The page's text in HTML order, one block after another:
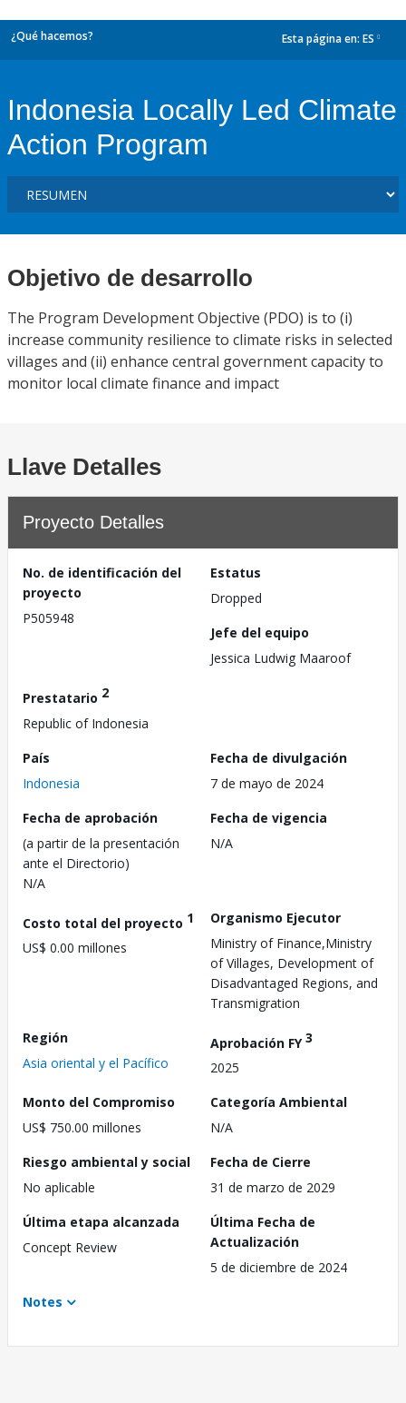
¿Qué hacemos? Esta página en: ES
Indonesia Locally Led Climate
Action Program
Objetivo de desarrollo
The Program Development Objective (PDO) is to (i)
increase community resilience to climate risks in selected
villages and (ii) enhance central government capacity to
monitor local climate finance and impact
Llave Detalles
Proyecto Detalles
No. de identificación del
proyecto
P505948
Estatus
Dropped
Jefe del equipo
Jessica Ludwig Maaroof
Prestatario 2
Republic of Indonesia
País
Indonesia
Fecha de divulgación
7 de mayo de 2024
Fecha de aprobación
(a partir de la presentación
ante el Directorio)
N/A
Fecha de vigencia
N/A
Costo total del proyecto 1
US$ 0.00 millones
Organismo Ejecutor
Ministry of Finance,Ministry
of Villages, Development of
Disadvantaged Regions, and
Transmigration
Región
Asia oriental y el Pacífico
Aprobación FY3
2025
Monto del Compromiso
US$ 750.00 millones
Categoría Ambiental
N/A
Riesgo ambiental y social
No aplicable
Fecha de Cierre
31 de marzo de 2029
Última etapa alcanzada
Concept Review
Última Fecha de
Actualización
5 de diciembre de 2024
Notes